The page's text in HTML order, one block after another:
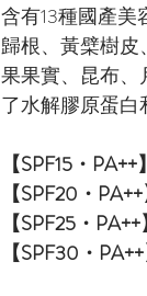
含有13種國產
歸根、黃檗樹
果果實、昆布
了水解膠原蛋白
【SPF15・
【SPF20・
【SPF25・
【SPF30・